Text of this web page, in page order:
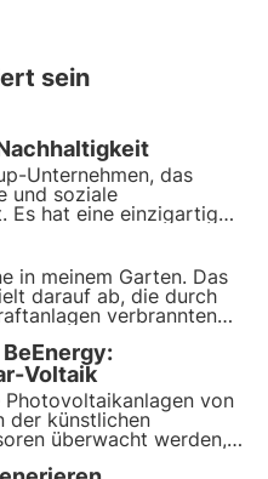
sein
Unternehmen, das
und soziale
Es hat eine einzigartige
von Bienen und
über 300
als 150.000 Kunden
im
in meinem Garten. Das
darauf ab, die durch
verbrannten
Leider ist das NIMBY-
in Italien nicht
investiert wird.
sich gegenseitig
Voltaik
Photovoltaikanlagen von
der künstlichen
überwacht werden,
und sichern die